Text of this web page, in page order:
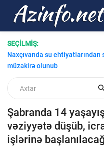
SEÇİLMİŞ:
müzakirə olunub
Dərbənddə Azərbaycan teatrı
açılacaq
Şabranda 14
vəziyyətə düşüb,
işlərinə